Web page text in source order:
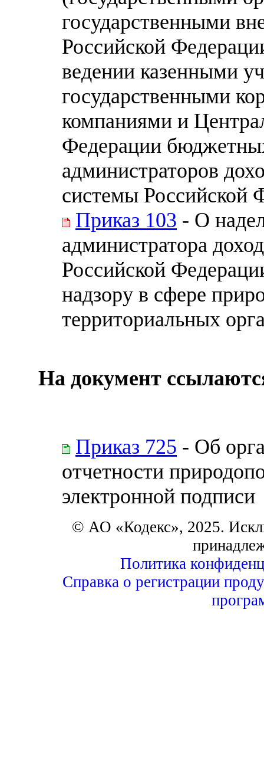
государственными
Российской
ведении казенными
государственными
компаниями и
Федерации
администраторов
системы Российской
Приказ 103 - О
администратора
Российской
надзору в сфере
территориальных
На документ
Приказ 725 - Об
отчетности
электронной подписи
© АО «Кодекс», 2025.
Политика
Справка о регистрации